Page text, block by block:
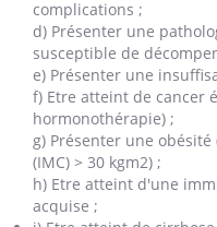
complications ;
d) Présenter une
susceptible de
e) Présenter une
f) Etre atteint de cancer
hormonothérapie) ;
g) Présenter une
(IMC) > 30 kgm2) ;
h) Etre atteint d'une
acquise ;